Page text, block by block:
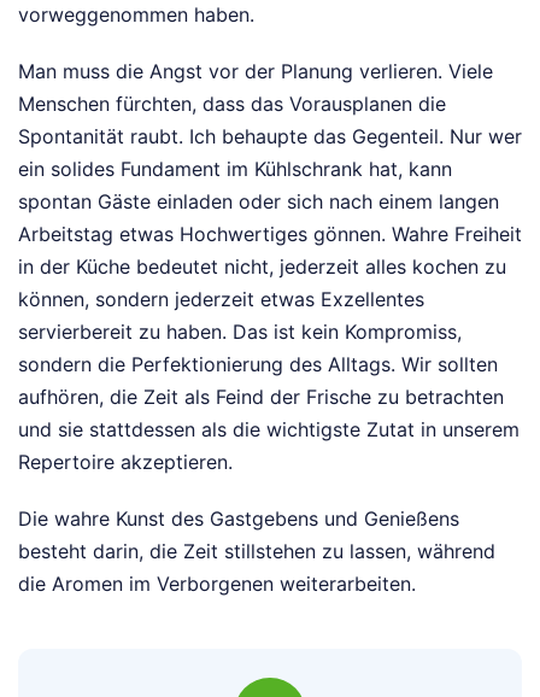
vorweggenommen haben.
Man muss die Angst vor der Planung verlieren. Viele
Menschen fürchten, dass das Vorausplanen die
Spontanität raubt. Ich behaupte das Gegenteil. Nur wer
ein solides Fundament im Kühlschrank hat, kann
spontan Gäste einladen oder sich nach einem langen
Arbeitstag etwas Hochwertiges gönnen. Wahre Freiheit
in der Küche bedeutet nicht, jederzeit alles kochen zu
können, sondern jederzeit etwas Exzellentes
servierbereit zu haben. Das ist kein Kompromiss,
sondern die Perfektionierung des Alltags. Wir sollten
aufhören, die Zeit als Feind der Frische zu betrachten
und sie stattdessen als die wichtigste Zutat in unserem
Repertoire akzeptieren.
Die wahre Kunst des Gastgebens und Genießens
besteht darin, die Zeit stillstehen zu lassen, während
die Aromen im Verborgenen weiterarbeiten.